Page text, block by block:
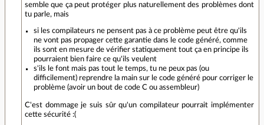
semble que ça peut protéger plus naturellement des problèmes dont
tu parle, mais
si les compilateurs ne pensent pas à ce problème peut être qu'ils
ne vont pas propager cette garantie dans le code généré, comme
ils sont en mesure de vérifier statiquement tout ça en principe ils
pourraient bien faire ce qu'ils veulent
s'ils le font mais pas tout le temps, tu ne peux pas (ou
difficilement) reprendre la main sur le code généré pour corriger le
problème (avoir un bout de code C ou assembleur)
C'est dommage je suis sûr qu'un compilateur pourrait implémenter
cette sécurité :(